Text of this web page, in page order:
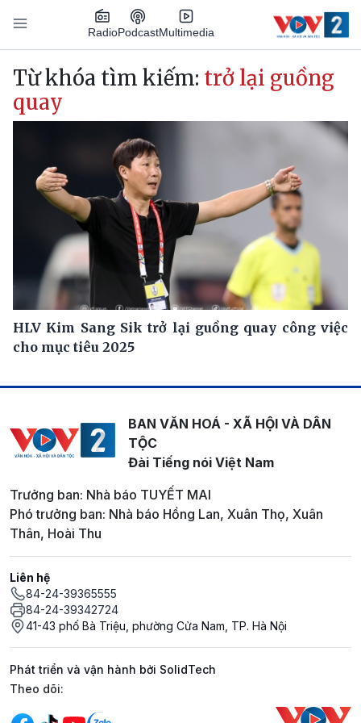
Nhảy đến nội dung
RadioPodcastMultimedia
Main navigation
Từ khóa tìm kiếm: trở lại guồng
quay
HLV Kim Sang Sik trở lại guồng quay công việc
cho mục tiêu 2025
BAN VĂN HOÁ - XÃ HỘI VÀ DÂN
TỘC
Đài Tiếng nói Việt Nam
Trưởng ban: Nhà báo TUYẾT MAI
Phó trưởng ban: Nhà báo Hồng Lan, Xuân Thọ, Xuân
Thân, Hoài Thu
Liên hệ
84-24-39365555
84-24-39342724
41-43 phố Bà Triệu, phường Cửa Nam, TP. Hà Nội
Phát triển và vận hành bởi SolidTech
Mạng xã hội
Theo dõi: